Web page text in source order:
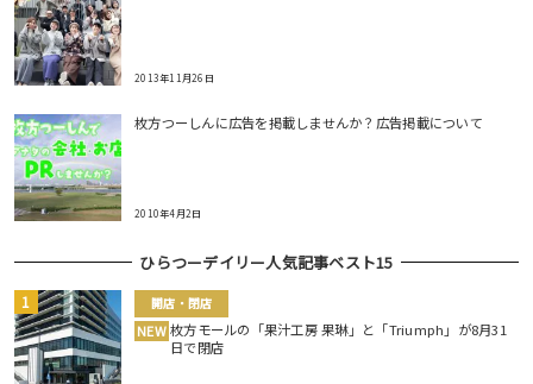
2013年11月26日
枚方つーしんに広告を掲載しませんか？広告掲載について
2010年4月2日
ひらつーデイリー人気記事ベスト15
開店・閉店
NEW 枚方モールの「果汁工房 果琳」と「Triumph」が8月31
日で閉店